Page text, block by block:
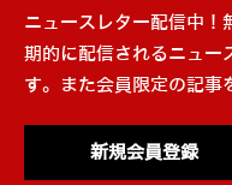
ニュースレター配信中！
期的に配信されるニュー
す。また会員限定の記事
新規会員登録